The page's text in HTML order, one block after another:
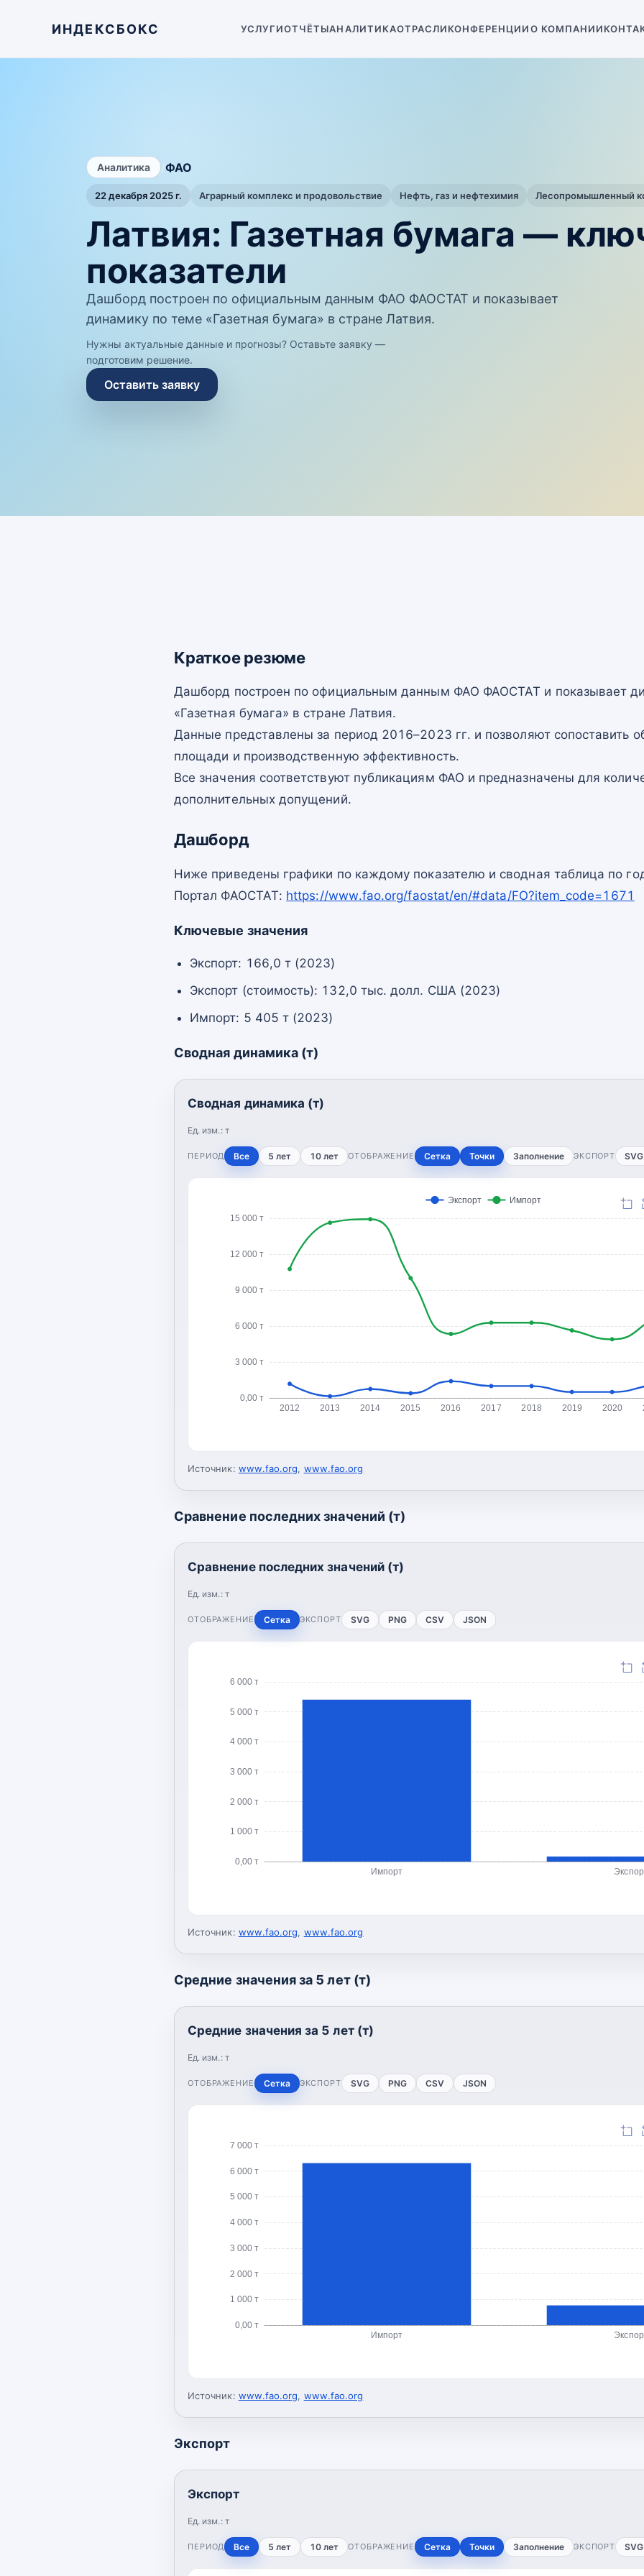
ИНДЕКСБОКС УСЛУГИОТЧЁТЫАНАЛИТИКАОТРАСЛИКОНФЕРЕНЦИИО КОМПАНИИ
Аналитика /ФАО
22 декабря 2025 г. Аграрный комплекс и продовольствие Нефть, газ и нефтехимия Лесопромышленный
Латвия: Газетная бумага —
показатели
Дашборд построен по официальным данным ФАО ФАОСТАТ и показывает
динамику по теме «Газетная бумага» в стране Латвия.
Нужны актуальные данные и прогнозы? Оставьте заявку —
подготовим решение.
Оставить заявку
Краткое резюме
Дашборд построен по официальным данным ФАО ФАОСТАТ и показывает
«Газетная бумага» в стране Латвия.
Данные представлены за период 2016–2023 гг. и позволяют сопоставить
площади и производственную эффективность.
Все значения соответствуют публикациям ФАО и предназначены для
дополнительных допущений.
Дашборд
Ниже приведены графики по каждому показателю и сводная таблица по
Портал ФАОСТАТ: https://www.fao.org/faostat/en/#data/FO?item_code=1671
Ключевые значения
Экспорт: 166,0 т (2023)
Экспорт (стоимость): 132,0 тыс. долл. США (2023)
Импорт: 5 405 т (2023)
Сводная динамика (т)
Сводная динамика (т)
Ед. изм.: т
ПЕРИОД Все 5 лет 10 лет ОТОБРАЖЕНИЕ Сетка Точки Заполнение ЭКСПОРТ SVG
0,00 т
3 000 т
6 000 т
9 000 т
12 000 т
15 000 т
2012 2013 2014 2015 2016 2017 2018 2019 2020
Экспорт Импорт
Источник: www.fao.org, www.fao.org
Сравнение последних значений (т)
Сравнение последних значений (т)
Ед. изм.: т
ОТОБРАЖЕНИЕ Сетка ЭКСПОРТ SVG PNG CSV JSON
0,00 т
1 000 т
2 000 т
3 000 т
4 000 т
5 000 т
6 000 т
Импорт
Источник: www.fao.org, www.fao.org
Средние значения за 5 лет (т)
Средние значения за 5 лет (т)
Ед. изм.: т
ОТОБРАЖЕНИЕ Сетка ЭКСПОРТ SVG PNG CSV JSON
0,00 т
1 000 т
2 000 т
3 000 т
4 000 т
5 000 т
6 000 т
7 000 т
Импорт
Источник: www.fao.org, www.fao.org
Экспорт
Экспорт
Ед. изм.: т
ПЕРИОД Все 5 лет 10 лет ОТОБРАЖЕНИЕ Сетка Точки Заполнение ЭКСПОРТ SVG